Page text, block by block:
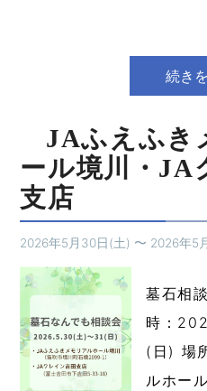
続き
JAふえふき
ール境川・JA
支店
2026年5月30日(土) 〜 2026年5
墓石相
時：
(日) 場
ルホー